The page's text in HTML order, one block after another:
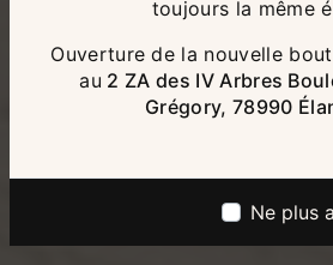
toujours la même
Ouverture de la nouvelle
au 2 ZA des IV Arbres
Grégory, 78990
Ne plus